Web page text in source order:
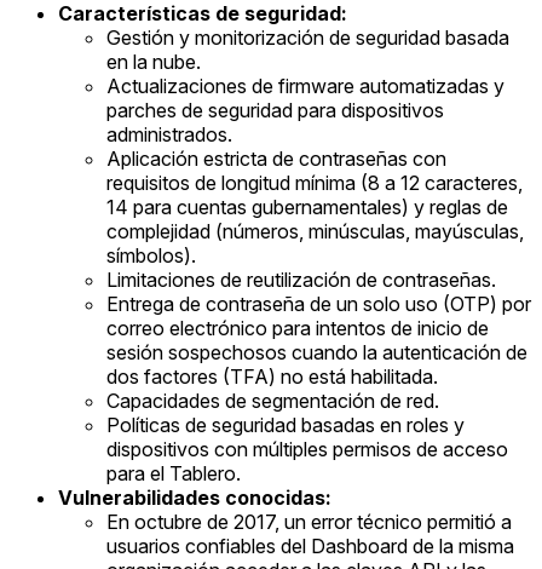
Características de seguridad:
Gestión y monitorización de seguridad basada
en la nube.
Actualizaciones de firmware automatizadas y
parches de seguridad para dispositivos
administrados.
Aplicación estricta de contraseñas con
requisitos de longitud mínima (8 a 12 caracteres,
14 para cuentas gubernamentales) y reglas de
complejidad (números, minúsculas, mayúsculas,
símbolos).
Limitaciones de reutilización de contraseñas.
Entrega de contraseña de un solo uso (OTP) por
correo electrónico para intentos de inicio de
sesión sospechosos cuando la autenticación de
dos factores (TFA) no está habilitada.
Capacidades de segmentación de red.
Políticas de seguridad basadas en roles y
dispositivos con múltiples permisos de acceso
para el Tablero.
Vulnerabilidades conocidas:
En octubre de 2017, un error técnico permitió a
usuarios confiables del Dashboard de la misma